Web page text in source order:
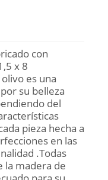
con
x 8
es una
su belleza
del
pieza hecha a
en las
.Todas
la madera de